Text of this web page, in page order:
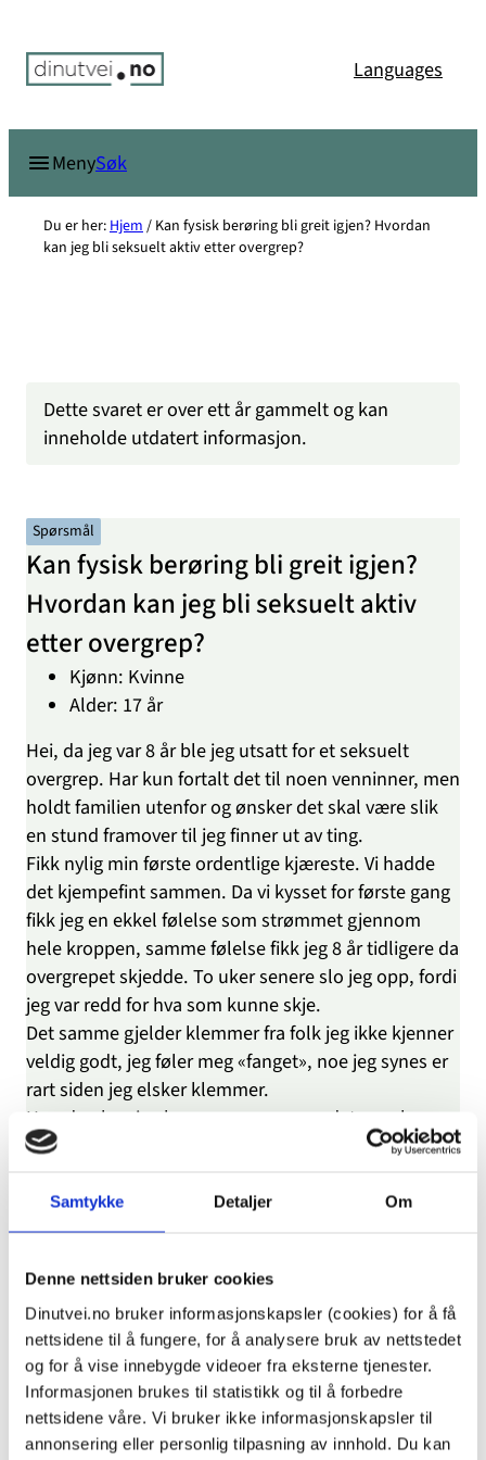
Samtykke Detaljer Om
Denne nettsiden bruker cookies
Dinutvei.no bruker informasjonskapsler (cookies) for å få
nettsidene til å fungere, for å analysere bruk av nettstedet
og for å vise innebygde videoer fra eksterne tjenester.
Informasjonen brukes til statistikk og til å forbedre
nettsidene våre. Vi bruker ikke informasjonskapsler til
annonsering eller personlig tilpasning av innhold. Du kan
innhold
Languages
MenySøk
Du er her: Hjem / Kan fysisk berøring bli greit igjen? Hvordan
kan jeg bli seksuelt aktiv etter overgrep?
Dette svaret er over ett år gammelt og kan
inneholde utdatert informasjon.
Spørsmål
Kan fysisk berøring bli greit igjen?
Hvordan kan jeg bli seksuelt aktiv
etter overgrep?
Kjønn: Kvinne
Alder: 17 år
Hei, da jeg var 8 år ble jeg utsatt for et seksuelt
overgrep. Har kun fortalt det til noen venninner, men
holdt familien utenfor og ønsker det skal være slik
en stund framover til jeg finner ut av ting.
Fikk nylig min første ordentlige kjæreste. Vi hadde
det kjempefint sammen. Da vi kysset for første gang
fikk jeg en ekkel følelse som strømmet gjennom
hele kroppen, samme følelse fikk jeg 8 år tidligere da
overgrepet skjedde. To uker senere slo jeg opp, fordi
jeg var redd for hva som kunne skje.
Det samme gjelder klemmer fra folk jeg ikke kjenner
veldig godt, jeg føler meg «fanget», noe jeg synes er
rart siden jeg elsker klemmer.
Hvordan kan jeg komme meg «over» det som har
skjedd? Hvordan kan jeg bli seksuelt aktiv? Hvordan
dinutvei.no
Hei, og takk for at du skriver til oss.
Det er vondt å høre at du ble utsatt for et seksuelt
overgrep da du var åtte år. Vit at det ikke er uvanlig å
få reaksjoner etter overgrep. Type reaksjoner en får
og når de oppstår varierer, og det gjør gjerne behov